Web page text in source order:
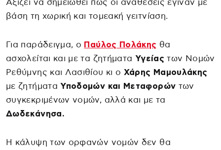
Αξίζει να σημειωθεί πως οι αναθέσεις έγιναν με
βάση τη χωρική και τομεακή γειτνίαση.
Για παράδειγμα, ο Παύλος Πολάκης θα
ασχολείται και με τα ζητήματα Υγείαςτων Νομών
Ρεθύμνης και Λασιθίου κι ο Χάρης Μαμουλάκης
με ζητήματαΥποδομών και Μεταφορών των
συγκεκριμένων νομών, αλλά και με τα
Δωδεκάνησα.
Η κάλυψη των ορφανών νομών δεν θα